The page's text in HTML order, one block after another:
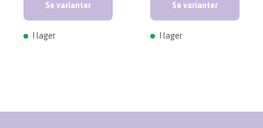
Se varianter
I lager
Se varianter
I lager